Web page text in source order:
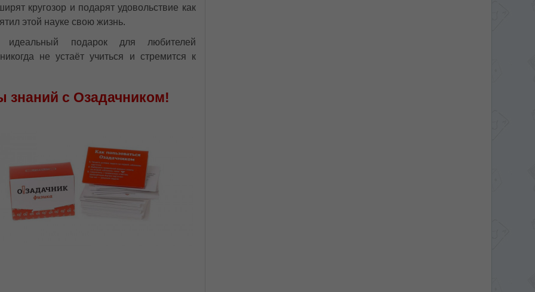
кругозор и подарят удовольствие как
этой науке свою жизнь.
подарок для любителей
не устаёт учиться и стремится к
знаний с Озадачником!